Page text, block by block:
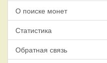
О поиске монет
Статистика
Обратная связь